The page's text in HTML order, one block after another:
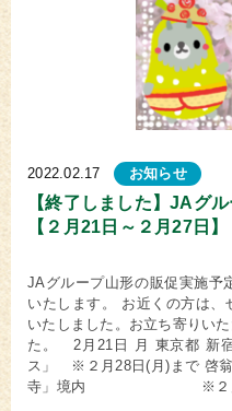
2022.02.17 お知らせ
【終了しました】JAグ
【２月21日～２月27日】
JAグループ山形の販促実施予
いたします。 お近くの方は
いたしました。お立ち寄りい
た。 2月21日 月 東京都 新
ス」 ※２月28日(月)まで 啓
寺」境内 ※２月28